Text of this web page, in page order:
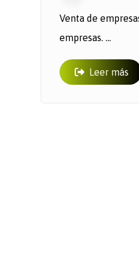
Venta de
empresas. ...
Leer más